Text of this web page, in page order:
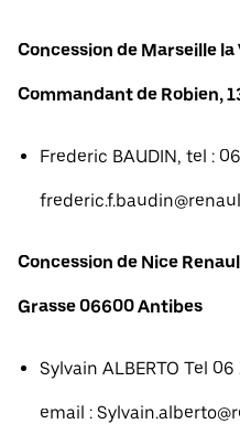
Concession de Marseille
Commandant de Robien,
Frederic BAUDIN, tel :
Concession de Nice
Grasse 06600 Antibes
Sylvain ALBERTO Tel
email :